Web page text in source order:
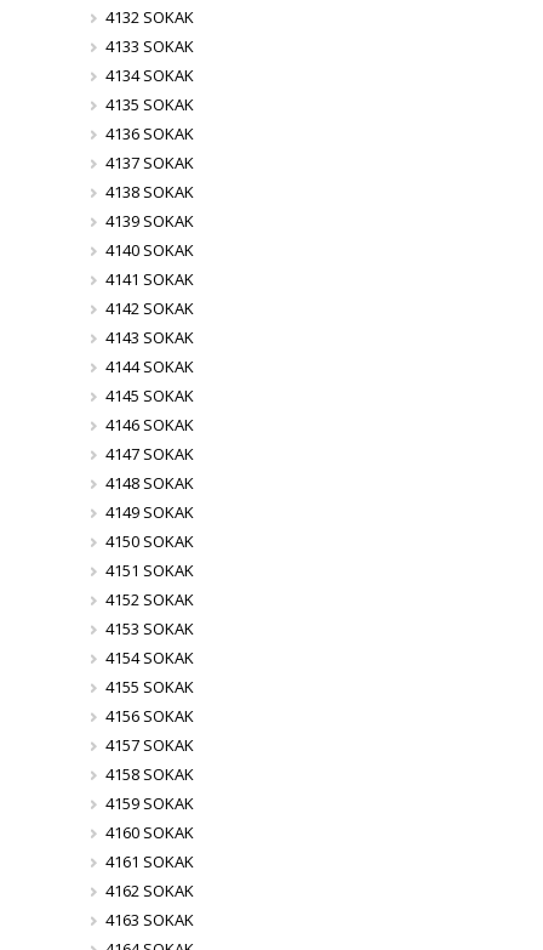
4132 SOKAK
4133 SOKAK
4134 SOKAK
4135 SOKAK
4136 SOKAK
4137 SOKAK
4138 SOKAK
4139 SOKAK
4140 SOKAK
4141 SOKAK
4142 SOKAK
4143 SOKAK
4144 SOKAK
4145 SOKAK
4146 SOKAK
4147 SOKAK
4148 SOKAK
4149 SOKAK
4150 SOKAK
4151 SOKAK
4152 SOKAK
4153 SOKAK
4154 SOKAK
4155 SOKAK
4156 SOKAK
4157 SOKAK
4158 SOKAK
4159 SOKAK
4160 SOKAK
4161 SOKAK
4162 SOKAK
4163 SOKAK